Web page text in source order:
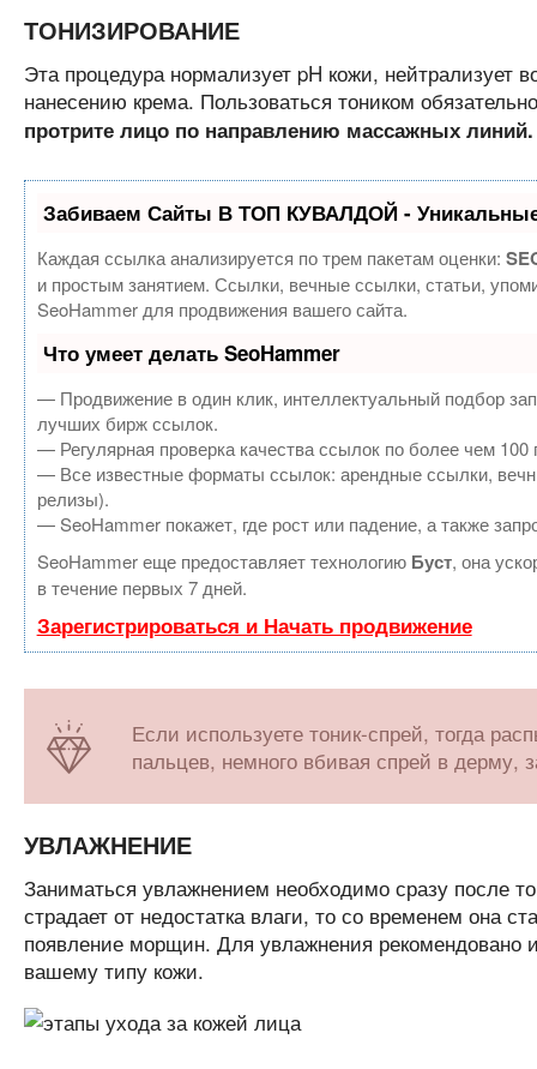
ТОНИЗИРОВАНИЕ
Эта процедура нормализует pH кожи, нейтрализует
нанесению крема. Пользоваться тоником
протрите лицо по направлению массажных линий.
Забиваем Сайты В ТОП КУВАЛДОЙ - Уникальные
Каждая ссылка анализируется по трем пакетам оценки:
и простым занятием. Ссылки, вечные ссылки, статьи,
SeoHammer для продвижения вашего сайта.
Что умеет делать SeoHammer
— Продвижение в один клик, интеллектуальный подбор
лучших бирж ссылок.
— Регулярная проверка качества ссылок по более чем
— Все известные форматы ссылок: арендные ссылки,
релизы).
— SeoHammer покажет, где рост или падение, а также
SeoHammer еще предоставляет технологию Буст, она
в течение первых 7 дней.
Зарегистрироваться и Начать продвижение
Если используете тоник-спрей, тогда
пальцев, немного вбивая спрей в дерму,
УВЛАЖНЕНИЕ
Заниматься увлажнением необходимо сразу после
страдает от недостатка влаги, то со временем она
появление морщин. Для увлажнения рекомендовано
вашему типу кожи.